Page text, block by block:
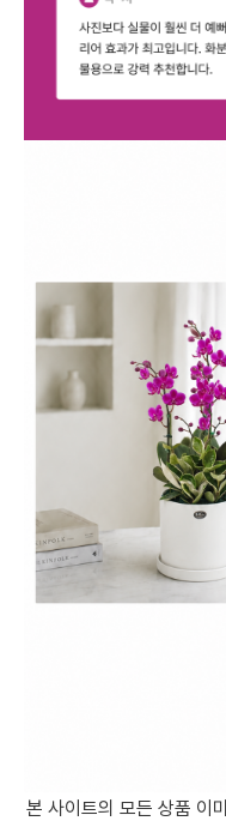
본 사이트의 모든 상품 이